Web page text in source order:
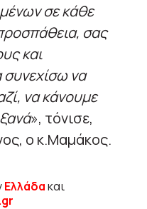
σε κάθε
σας
και
να
να κάνουμε
», τόνισε,
ο κ.Μαμάκος.
Ελλάδακαι